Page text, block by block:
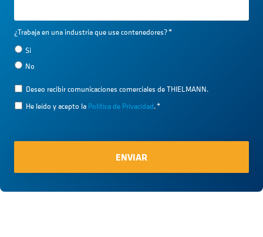
¿Trabaja en una industria que use contenedores?*
Si
No
Deseo recibir comunicaciones comerciales de THIELMANN.
He leído y acepto la Política de Privacidad.*